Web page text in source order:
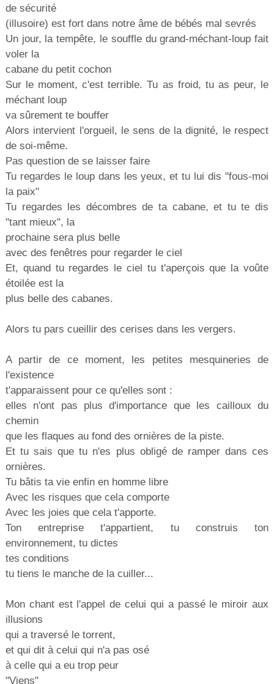
de sécurité
(illusoire) est fort dans notre âme de bébés mal sevrés
Un jour, la tempête, le souffle du grand-méchant-loup fait
voler la
cabane du petit cochon
Sur le moment, c'est terrible. Tu as froid, tu as peur, le
méchant loup
va sûrement te bouffer
Alors intervient l'orgueil, le sens de la dignité, le respect
de soi-même.
Pas question de se laisser faire
Tu regardes le loup dans les yeux, et tu lui dis "fous-moi
la paix"
Tu regardes les décombres de ta cabane, et tu te dis
"tant mieux", la
prochaine sera plus belle
avec des fenêtres pour regarder le ciel
Et, quand tu regardes le ciel tu t'aperçois que la voûte
étoilée est la
plus belle des cabanes.
Alors tu pars cueillir des cerises dans les vergers.
A partir de ce moment, les petites mesquineries de
l'existence
t'apparaissent pour ce qu'elles sont :
elles n'ont pas plus d'importance que les cailloux du
chemin
que les flaques au fond des ornières de la piste.
Et tu sais que tu n'es plus obligé de ramper dans ces
ornières.
Tu bâtis ta vie enfin en homme libre
Avec les risques que cela comporte
Avec les joies que cela t'apporte.
Ton entreprise t'appartient, tu construis ton
environnement, tu dictes
tes conditions
tu tiens le manche de la cuiller...
Mon chant est l'appel de celui qui a passé le miroir aux
illusions
qui a traversé le torrent,
et qui dit à celui qui n'a pas osé
à celle qui a eu trop peur
"Viens"